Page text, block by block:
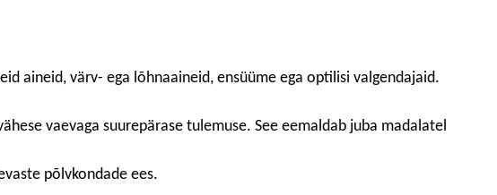
aineid, värv- ega lõhnaaineid, ensüüme ega optilisi valgendajaid.
vaevaga suurepärase tulemuse. See eemaldab juba madalatel
põlvkondade ees.